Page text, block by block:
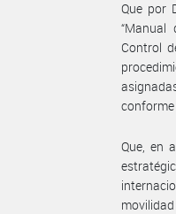
Que por
“Manual
Control
Que, en